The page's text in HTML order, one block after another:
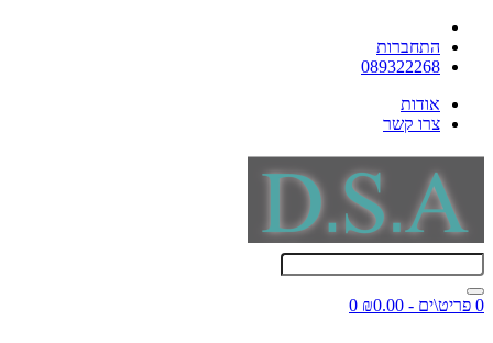
התחברות
089322268
אודות
צרו קשר
0 פריט\ים - ₪0.00 0